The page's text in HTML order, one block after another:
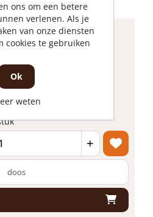
10 x 5mm
+
doos
ons om een betere
verlenen. Als je
van onze diensten
cookies te gebruiken
Ok
weten